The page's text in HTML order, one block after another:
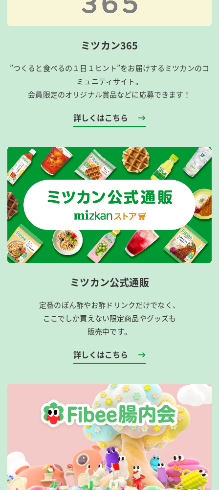
ミツカン365
”つくると食べるの１日１ヒント”をお届けするミツカンのコ
ミュニティサイト。
会員限定のオリジナル賞品などに応募できます！
詳しくはこちら
ミツカン公式通販
定番のぽん酢やお酢ドリンクだけでなく、
ここでしか買えない限定商品やグッズも
販売中です。
詳しくはこちら